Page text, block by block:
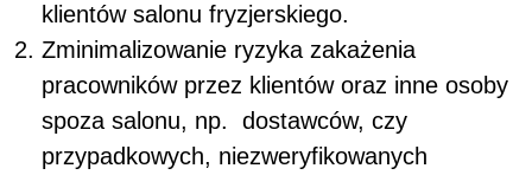
klientów salonu fryzjerskiego.
Zminimalizowanie ryzyka zakażenia
pracowników przez klientów oraz inne osoby
spoza salonu, np. dostawców, czy
przypadkowych, niezweryfikowanych